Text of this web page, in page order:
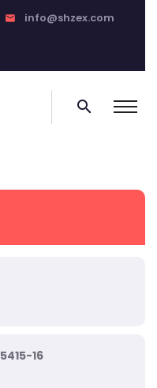
email info@shzex.com
search
16